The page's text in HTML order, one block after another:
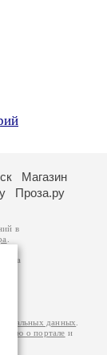
Магазин
Проза.ру
в
данных
о портале и